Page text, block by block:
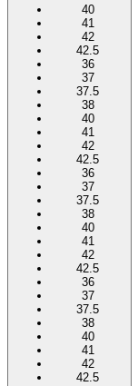
40
41
42
42.5
36
37
37.5
38
40
41
42
42.5
36
37
37.5
38
40
41
42
42.5
36
37
37.5
38
40
41
42
42.5